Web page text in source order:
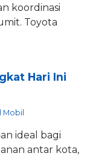
koordinasi
Toyota
Hari Ini
Mobil
ideal bagi
antar kota,